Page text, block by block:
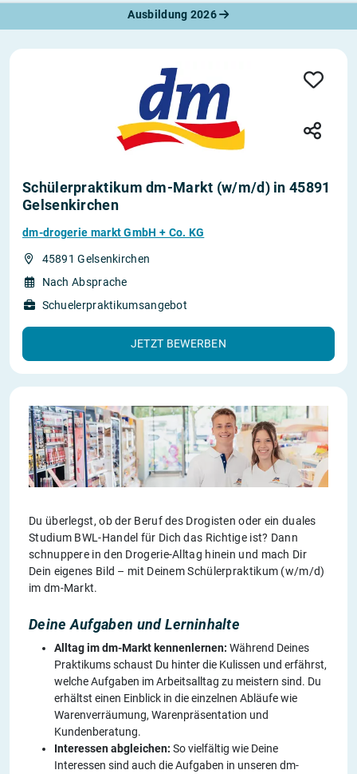
Ausbildung 2026
Schülerpraktikum dm-Markt (w/m/d) in 45891
Gelsenkirchen
dm-drogerie markt GmbH + Co. KG
45891 Gelsenkirchen
Nach Absprache
Schuelerpraktikumsangebot
JETZT BEWERBEN
Du überlegst, ob der Beruf des Drogisten oder ein duales
Studium BWL-Handel für Dich das Richtige ist? Dann
schnuppere in den Drogerie-Alltag hinein und mach Dir
Dein eigenes Bild – mit Deinem Schülerpraktikum (w/m/d)
im dm-Markt.
Deine Aufgaben und Lerninhalte
Alltag im dm-Markt kennenlernen: Während Deines
Praktikums schaust Du hinter die Kulissen und erfährst,
welche Aufgaben im Arbeitsalltag zu meistern sind. Du
erhältst einen Einblick in die einzelnen Abläufe wie
Warenverräumung, Warenpräsentation und
Kundenberatung.
Interessen abgleichen: So vielfältig wie Deine
Interessen sind auch die Aufgaben in unseren dm-